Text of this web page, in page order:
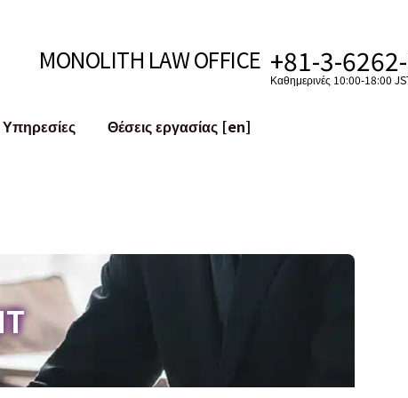
MONOLITH LAW OFFICE +81-3-
Καθημερινές 10:00-18:00
Υπηρεσίες
Λογαριασμών στα Κοινωνικά Δίκτυα
Θέσεις εργασίας [en]